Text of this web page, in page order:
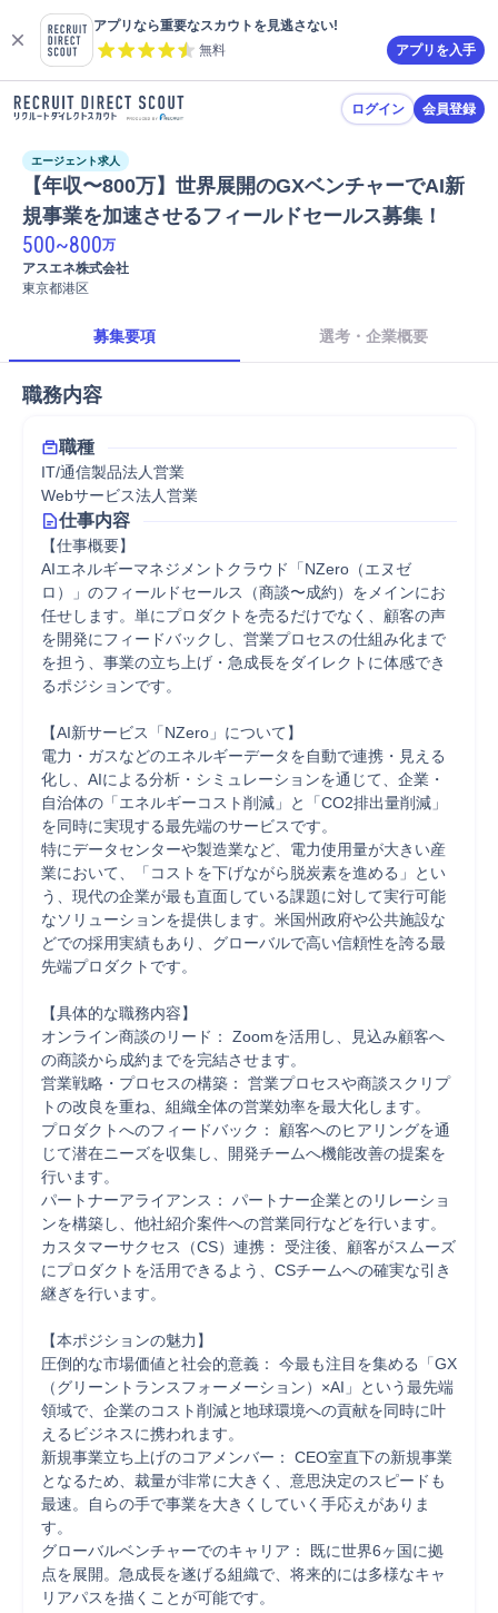
アプリなら重要なスカウトを見逃さない!
無料
アプリを入手
ログイン 会員登録
エージェント求人
【年収〜800万】世界展開のGXベンチャーでAI新
規事業を加速させるフィールドセールス募集！
500~800万
アスエネ株式会社
東京都港区
募集要項 選考・企業概要
職務内容
職種
IT/通信製品法人営業
Webサービス法人営業
仕事内容
【仕事概要】
AIエネルギーマネジメントクラウド「NZero（エヌゼ
ロ）」のフィールドセールス（商談〜成約）をメインにお
任せします。単にプロダクトを売るだけでなく、顧客の声
を開発にフィードバックし、営業プロセスの仕組み化まで
を担う、事業の立ち上げ・急成長をダイレクトに体感でき
るポジションです。
【AI新サービス「NZero」について】
電力・ガスなどのエネルギーデータを自動で連携・見える
化し、AIによる分析・シミュレーションを通じて、企業・
自治体の「エネルギーコスト削減」と「CO2排出量削減」
を同時に実現する最先端のサービスです。
特にデータセンターや製造業など、電力使用量が大きい産
業において、「コストを下げながら脱炭素を進める」とい
う、現代の企業が最も直面している課題に対して実行可能
なソリューションを提供します。米国州政府や公共施設な
どでの採用実績もあり、グローバルで高い信頼性を誇る最
先端プロダクトです。
【具体的な職務内容】
オンライン商談のリード： Zoomを活用し、見込み顧客へ
の商談から成約までを完結させます。
営業戦略・プロセスの構築： 営業プロセスや商談スクリプ
トの改良を重ね、組織全体の営業効率を最大化します。
プロダクトへのフィードバック： 顧客へのヒアリングを通
じて潜在ニーズを収集し、開発チームへ機能改善の提案を
行います。
パートナーアライアンス： パートナー企業とのリレーショ
ンを構築し、他社紹介案件への営業同行などを行います。
カスタマーサクセス（CS）連携： 受注後、顧客がスムーズ
にプロダクトを活用できるよう、CSチームへの確実な引き
継ぎを行います。
【本ポジションの魅力】
圧倒的な市場価値と社会的意義： 今最も注目を集める「GX
（グリーントランスフォーメーション）×AI」という最先端
領域で、企業のコスト削減と地球環境への貢献を同時に叶
えるビジネスに携われます。
新規事業立ち上げのコアメンバー： CEO室直下の新規事業
となるため、裁量が非常に大きく、意思決定のスピードも
最速。自らの手で事業を大きくしていく手応えがありま
す。
グローバルベンチャーでのキャリア： 既に世界6ヶ国に拠
点を展開。急成長を遂げる組織で、将来的には多様なキャ
リアパスを描くことが可能です。